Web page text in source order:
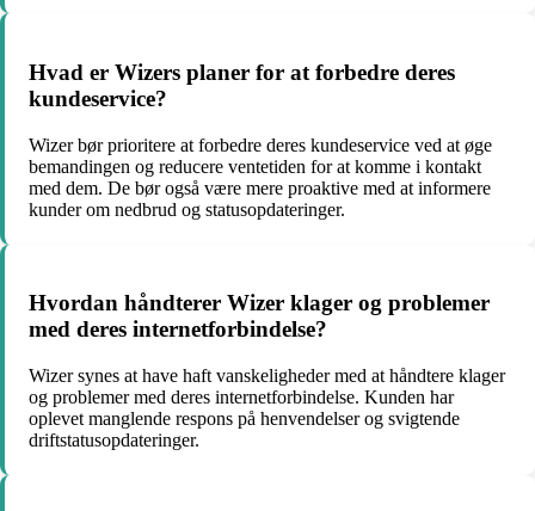
Hvad er Wizers planer for at forbedre deres
kundeservice?
Wizer bør prioritere at forbedre deres kundeservice ved at øge
bemandingen og reducere ventetiden for at komme i kontakt
med dem. De bør også være mere proaktive med at informere
kunder om nedbrud og statusopdateringer.
Hvordan håndterer Wizer klager og problemer
med deres internetforbindelse?
Wizer synes at have haft vanskeligheder med at håndtere klager
og problemer med deres internetforbindelse. Kunden har
oplevet manglende respons på henvendelser og svigtende
driftstatusopdateringer.